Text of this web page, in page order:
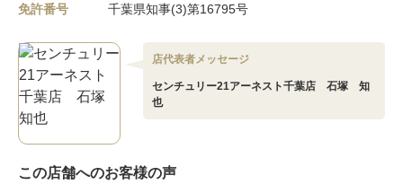
免許番号
千葉県知事(3)第16795号
店代表者メッセージ
センチュリー21アーネスト千葉店 石塚 知
也
この店舗へのお客様の声